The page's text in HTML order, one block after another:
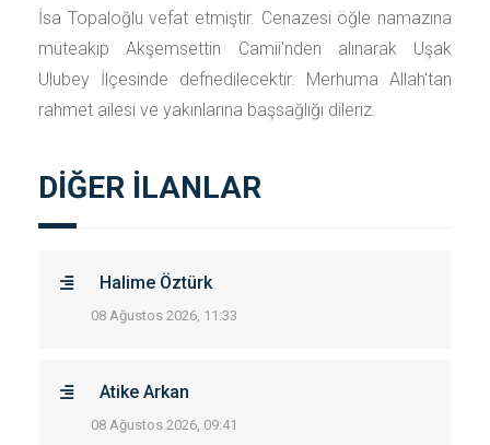
İsa Topaloğlu vefat etmiştir. Cenazesi öğle namazına
müteakip Akşemsettin Camii'nden alınarak Uşak
Ulubey İlçesinde defnedilecektir. Merhuma Allah'tan
rahmet ailesi ve yakınlarına başsağlığı dileriz.
DİĞER İLANLAR
Halime Öztürk
08 Ağustos 2026, 11:33
Atike Arkan
08 Ağustos 2026, 09:41